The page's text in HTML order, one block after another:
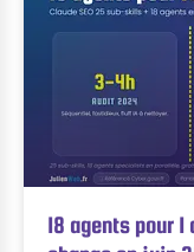
18 agents pour